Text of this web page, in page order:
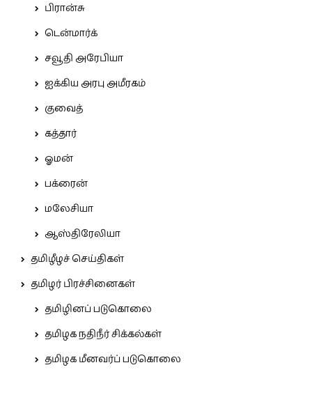
பிரான்சு
டென்மார்க்
சவூதி அரேபியா
ஐக்கிய அரபு அமீரகம்
குவைத்
கத்தார்
ஓமன்
பக்ரைன்
மலேசியா
ஆஸ்திரேலியா
தமிழீழச் செய்திகள்
தமிழர் பிரச்சினைகள்
தமிழினப் படுகொலை
தமிழக நதிநீர் சிக்கல்கள்
தமிழக மீனவர்ப் படுகொலை